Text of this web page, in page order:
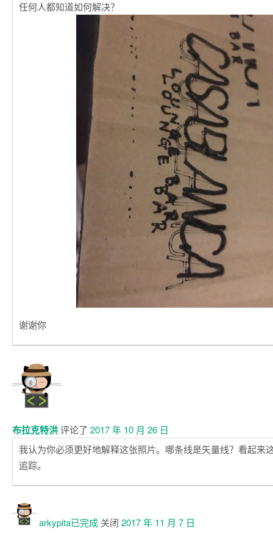
任何人都知道如何解决？
谢谢你
布拉克特洪评论了 2017 年 10 月 26 日
我认为你必须更好地解释这张照片。哪条线是矢量线？看起来
追踪。
arkypita已完成 关闭 2017 年 11 月 7 日